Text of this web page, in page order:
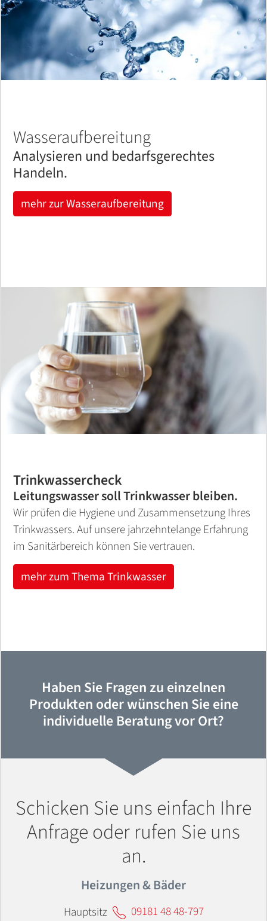
Wasseraufbereitung
Analysieren und bedarfsgerechtes
Handeln.
mehr zur Wasseraufbereitung
Trinkwassercheck
Leitungswasser soll Trinkwasser bleiben.
Wir prüfen die Hygiene und Zusammensetzung Ihres
Trinkwassers. Auf unsere jahrzehntelange Erfahrung
im Sanitärbereich können Sie vertrauen.
mehr zum Thema Trinkwasser
Haben Sie Fragen zu einzelnen
Produkten oder wünschen Sie eine
individuelle Beratung vor Ort?
Schicken Sie uns einfach Ihre
Anfrage oder rufen Sie uns
an.
Heizungen & Bäder
Hauptsitz 09181 48 48-797